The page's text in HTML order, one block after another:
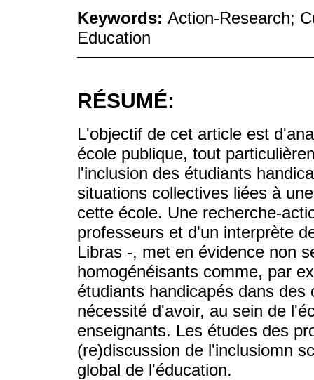
Keywords: Action-Research;
Education
RÉSUMÉ:
L'objectif de cet article est
école publique, tout
l'inclusion des étudiants
situations collectives liées à
cette école. Une recherche-
professeurs et d'un interprète
Libras -, met en évidence non
homogénéisants comme, par
étudiants handicapés dans
nécessité d'avoir, au sein de
enseignants. Les études des
(re)discussion de l'inclusiomn
global de l'éducation.